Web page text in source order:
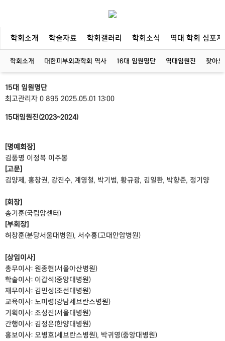
학회소개 학술자료 학회갤러리 학회소식 역대 학회 심포
학회소개 대한피부외과학회 역사 16대 임원명단 역대임원진 찾아
15대 임원명단
최고관리자 0 895 2025.05.01 13:00
15대임원진(2023~2024)
[명예회장]
김풍명 이정복 이주봉
[고문]
김양제, 홍창권, 강진수, 계영철, 박기범, 황규광, 김일환, 박향준, 정기양
[회장]
송기훈(국립암센터)
[부회장]
허창훈(분당서울대병원), 서수홍(고대안암병원)
[상임이사]
총무이사: 원종현(서울아산병원)
학술이사: 이갑석(중앙대병원)
재무이사: 김민성(조선대병원)
교육이사: 노미령(강남세브란스병원)
기획이사: 조성진(서울대병원)
간행이사: 김정은(한양대병원)
홍보이사: 오병호(세브란스병원), 박귀영(중앙대병원)